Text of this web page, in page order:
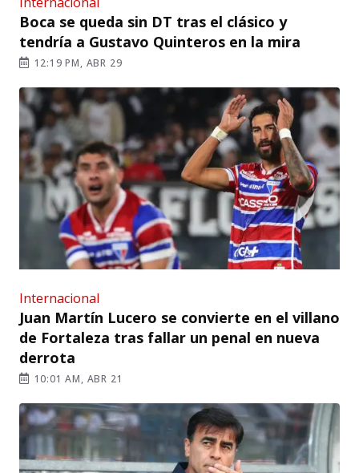
Boca se queda sin DT tras el clásico y
tendría a Gustavo Quinteros en la mira
12:19 PM, ABR 29
Internacional
Juan Martín Lucero se convierte en el villano
de Fortaleza tras fallar un penal en nueva
derrota
10:01 AM, ABR 21